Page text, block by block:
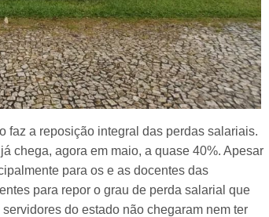
faz a reposição integral das perdas salariais.
chega, agora em maio, a quase 40%. Apesar
para os e as docentes das
para repor o grau de perda salarial que
do estado não chegaram nem ter